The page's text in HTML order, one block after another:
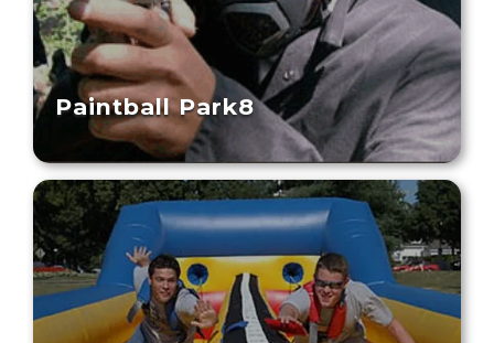
Paintball Park8